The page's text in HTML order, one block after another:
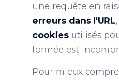
une requête en
erreurs dans l'URL
cookies utilisés
formée est
Pour mieux